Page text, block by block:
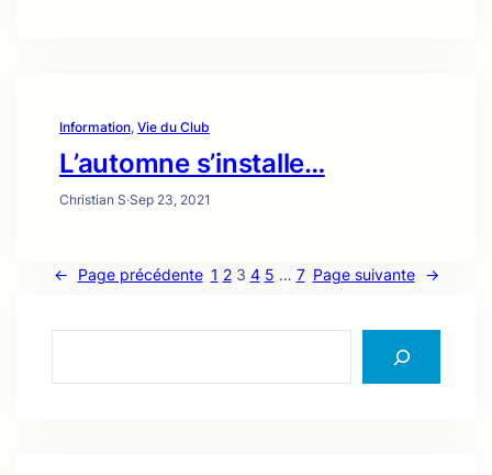
Information, Vie du Club
L’automne s’installe…
Christian S·Sep 23, 2021
← Page précédente 1 2 3 4 5 … 7 Page suivante →
S
r